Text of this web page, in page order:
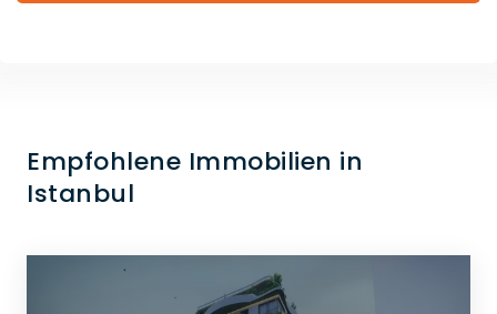
Empfohlene Immobilien in
Istanbul